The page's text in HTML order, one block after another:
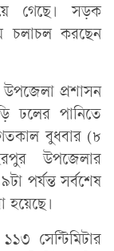
গেছে। সড়ক
চলাচল করছেন
উপজেলা প্রশাসন
ঢলের পানিতে
বুধবার (৮
উপজেলার
পর্যন্ত সর্বশেষ
হয়েছে।
সেন্টিমিটার